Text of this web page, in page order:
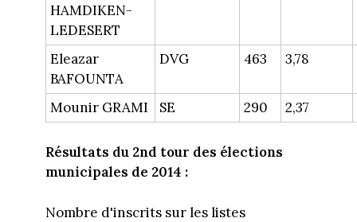
HAMDIKEN-
LEDESERT
Eleazar
BAFOUNTA
DVG 463 3,78
Mounir GRAMI SE 290 2,37
Résultats du 2nd tour des élections
municipales de 2014 :
Nombre d'inscrits sur les listes